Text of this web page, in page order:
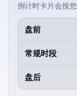
倒计时卡片会按
盘前
常规时段
盘后